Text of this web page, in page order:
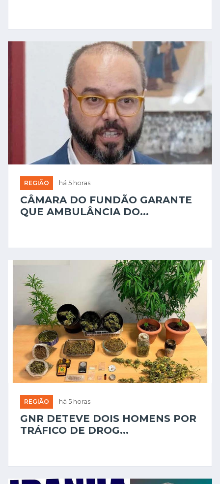
REGIÃO há 5 horas
CÂMARA DO FUNDÃO GARANTE
QUE AMBULÂNCIA DO...
REGIÃO há 5 horas
GNR DETEVE DOIS HOMENS POR
TRÁFICO DE DROG...